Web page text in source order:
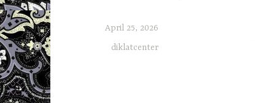
April 25, 2026
diklatcenter